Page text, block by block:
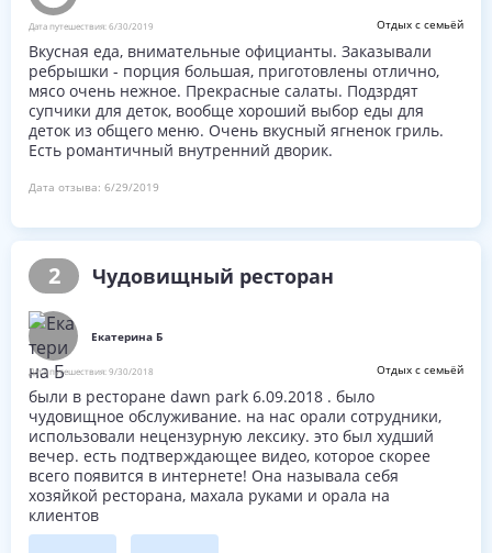
Дата путешествия:6/30/2019 Отдых с семьёй
Вкусная еда, внимательные официанты. Заказывали
ребрышки - порция большая, приготовлены отлично,
мясо очень нежное. Прекрасные салаты. Подзрдят
супчики для деток, вообще хороший выбор еды для
деток из общего меню. Очень вкусный ягненок гриль.
Дата отзыва: 6/29/2019
2 Чудовищный ресторан
Екатерина Б
Дата путешествия:9/30/2018 Отдых с семьёй
были в ресторане dawn park 6.09.2018 . было
чудовищное обслуживание. на нас орали сотрудники,
использовали нецензурную лексику. это был худший
вечер. есть подтверждающее видео, которое скорее
всего появится в интернете! Она называла себя
хозяйкой ресторана, махала руками и орала на
клиентов